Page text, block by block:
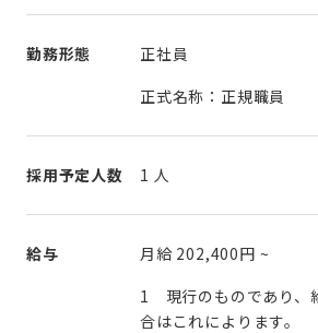
勤務形態
正社員
正式名称：正規職員
採用予定人数 1 人
給与 月給 202,400円 ~
1 現行のものであり、
合はこれによります。